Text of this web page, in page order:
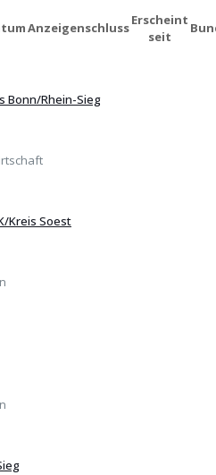
AnzeigenschlussErscheint
seit
Bonn/Rhein-Sieg
Kreis Soest